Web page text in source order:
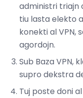
administri triajn
tiu lasta elekto
konekti al VPN,
agordojn.
Sub Baza VPN,
supro dekstra
Tuj poste doni